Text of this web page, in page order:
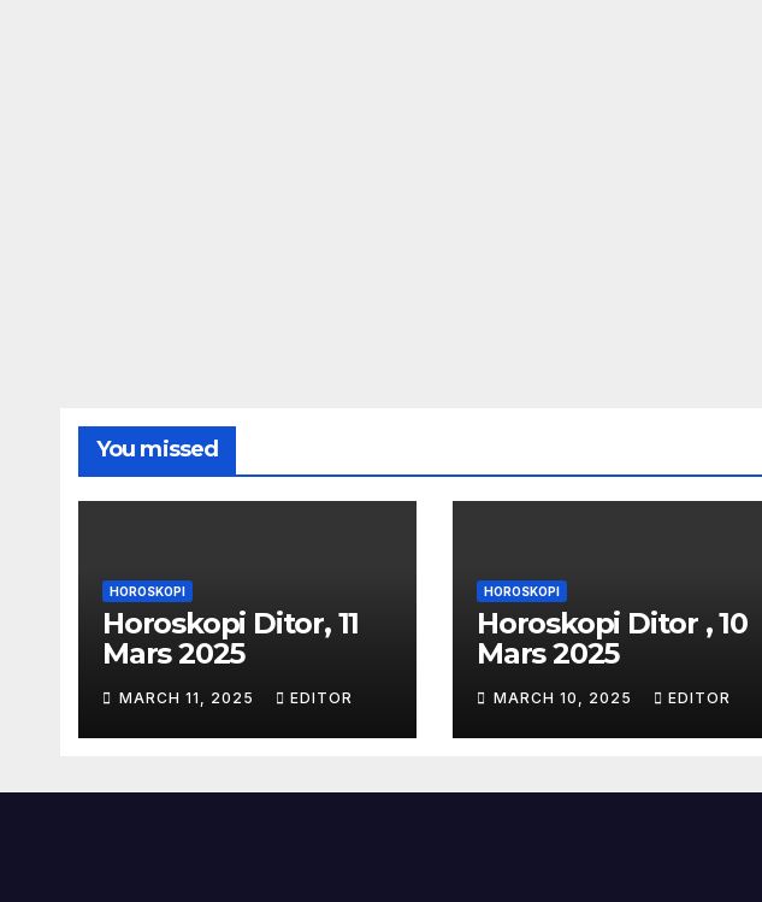
You missed
HOROSKOPI
Horoskopi Ditor, 11
Mars 2025
MARCH 11, 2025 EDITOR
HOROSKOPI
Horoskopi Ditor , 10
Mars 2025
MARCH 10, 2025 EDITOR